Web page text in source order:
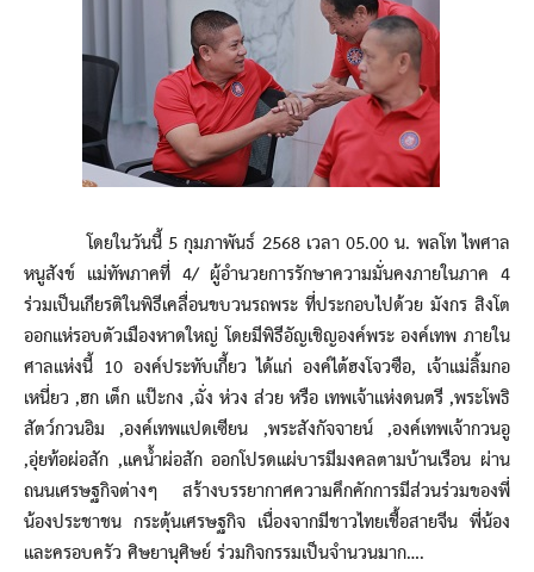
โดยในวันนี้ 5 กุมภาพันธ์ 2568 เวลา 05.00 น. พลโท ไพศาล
หนูสังข์ แม่ทัพภาคที่ 4/ ผู้อำนวยการรักษาความมั่นคงภายในภาค 4
ร่วมเป็นเกียรติในพิธีเคลื่อนขบวนรถพระ ที่ประกอบไปด้วย มังกร สิงโต
ออกแห่รอบตัวเมืองหาดใหญ่ โดยมีพิธีอัญเชิญองค์พระ องค์เทพ ภายใน
ศาลแห่งนี้ 10 องค์ประทับเกี้ยว ได้แก่ องค์ไต้ฮงโจวซือ, เจ้าแม่ลิ้มกอ
เหนี่ยว ,ฮก เต็ก แป๊ะกง ,ฉั่ง ห่วง ส่วย หรือ เทพเจ้าแห่งดนตรี ,พระโพธิ
สัตว์กวนอิม ,องค์เทพแปดเซียน ,พระสังกัจจายน์ ,องค์เทพเจ้ากวนอู
,อุ่ยท้อผ่อสัก ,แคน้ำผ่อสัก ออกโปรดแผ่บารมีมงคลตามบ้านเรือน ผ่าน
ถนนเศรษฐกิจต่างๆ สร้างบรรยากาศความคึกคักการมีส่วนร่วมของพี่
น้องประชาชน กระตุ้นเศรษฐกิจ เนื่องจากมีชาวไทยเชื้อสายจีน พี่น้อง
และครอบครัว ศิษยานุศิษย์ ร่วมกิจกรรมเป็นจำนวนมาก….